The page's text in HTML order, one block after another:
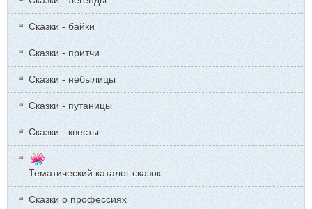
Сказки - байки
Сказки - притчи
Сказки - небылицы
Сказки - путаницы
Сказки - квесты
Тематический каталог сказок
Сказки о профессиях